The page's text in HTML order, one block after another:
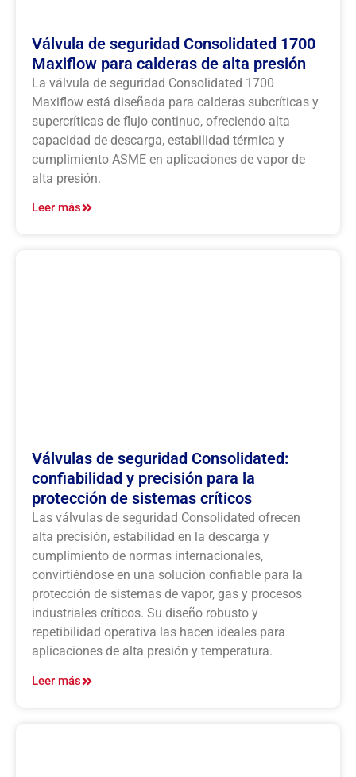
Válvula de seguridad Consolidated 1700
Maxiflow para calderas de alta presión
La válvula de seguridad Consolidated 1700
Maxiflow está diseñada para calderas subcríticas y
supercríticas de flujo continuo, ofreciendo alta
capacidad de descarga, estabilidad térmica y
cumplimiento ASME en aplicaciones de vapor de
alta presión.
Leer más
Válvulas de seguridad Consolidated:
confiabilidad y precisión para la
protección de sistemas críticos
Las válvulas de seguridad Consolidated ofrecen
alta precisión, estabilidad en la descarga y
cumplimiento de normas internacionales,
convirtiéndose en una solución confiable para la
protección de sistemas de vapor, gas y procesos
industriales críticos. Su diseño robusto y
repetibilidad operativa las hacen ideales para
aplicaciones de alta presión y temperatura.
Leer más